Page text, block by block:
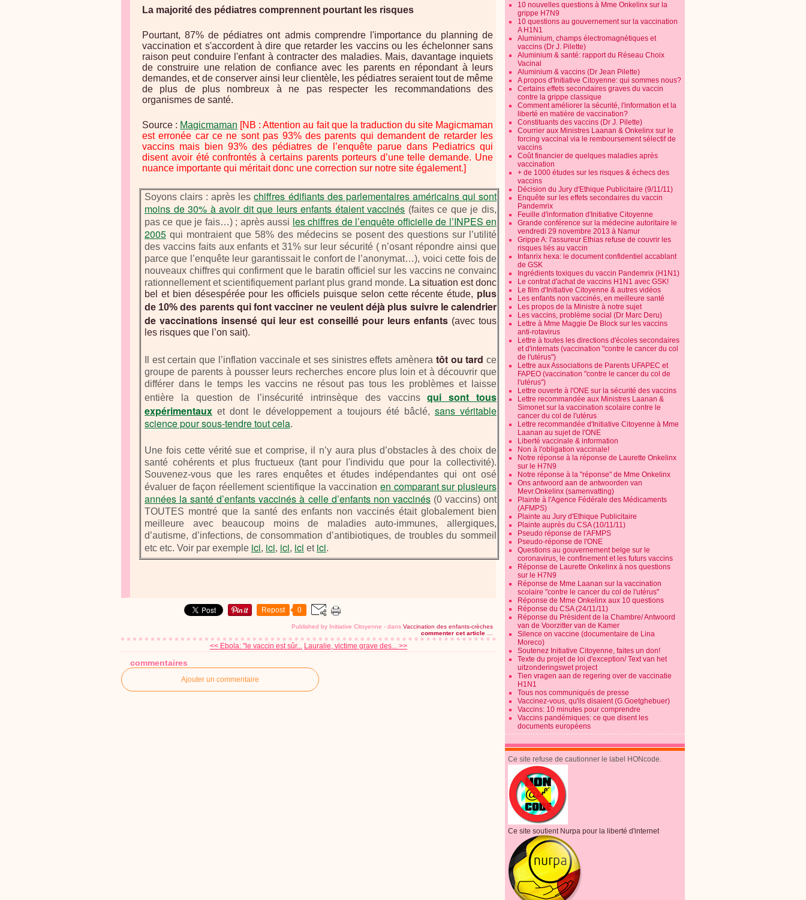
La majorité des pédiatres comprennent pourtant les risques
Pourtant, 87% de pédiatres ont admis comprendre l'importance du planning de
vaccination et s'accordent à dire que retarder les vaccins ou les échelonner sans
raison peut conduire l'enfant à contracter des maladies. Mais, davantage inquiets
de construire une relation de confiance avec les parents en répondant à leurs
demandes, et de conserver ainsi leur clientèle, les pédiatres seraient tout de même
de plus de plus nombreux à ne pas respecter les recommandations des
organismes de santé.
Source : Magicmaman [NB : Attention au fait que la traduction du site Magicmaman
est erronée car ce ne sont pas 93% des parents qui demandent de retarder les
vaccins mais bien 93% des pédiatres de l’enquête parue dans Pediatrics qui
disent avoir été confrontés à certains parents porteurs d’une telle demande. Une
nuance importante qui méritait donc une correction sur notre site également.]
Soyons clairs : après leschiffres édifiants des parlementaires américains qui sont
moins de 30% à avoir dit que leurs enfants étaient vaccinés (faites ce que je dis,
pas ce que je fais…) ; après aussi les chiffres de l’enquête officielle de l’INPES en
2005 qui montraient que 58% des médecins se posent des questions sur l’utilité
des vaccins faits aux enfants et 31% sur leur sécurité ( n’osant répondre ainsi que
parce que l’enquête leur garantissait le confort de l’anonymat…), voici cette fois de
nouveaux chiffres qui confirment que le baratin officiel sur les vaccins ne convainc
rationnellement et scientifiquement parlant plus grand monde. La situation est donc
bel et bien désespérée pour les officiels puisque selon cette récente étude, plus
de 10% des parents qui font vacciner ne veulent déjà plus suivre le calendrier
de vaccinations insensé qui leur est conseillé pour leurs enfants(avec tous
les risques que l’on sait).
Il est certain que l’inflation vaccinale et ses sinistres effets amènera tôt ou tard ce
groupe de parents à pousser leurs recherches encore plus loin et à découvrir que
différer dans le temps les vaccins ne résout pas tous les problèmes et laisse
entière la question de l’insécurité intrinsèque des vaccinsqui sont tous
expérimentaux et dont le développement a toujours été bâclé, sans véritable
science pour sous-tendre tout cela.
Une fois cette vérité sue et comprise, il n’y aura plus d’obstacles à des choix de
santé cohérents et plus fructueux (tant pour l'individu que pour la collectivité).
Souvenez-vous que les rares enquêtes et études indépendantes qui ont osé
évaluer de façon réellement scientifique la vaccination en comparant sur plusieurs
années la santé d’enfants vaccinés à celle d’enfants non vaccinés(0 vaccins) ont
TOUTES montré que la santé des enfants non vaccinés était globalement bien
meilleure avec beaucoup moins de maladies auto-immunes, allergiques,
d’autisme, d’infections, de consommation d’antibiotiques, de troubles du sommeil
etc etc. Voir par exemple ici, ici, ici, ici et ici.
Repost 0
Published by Initiative Citoyenne - dans Vaccination des enfants-crèches
commenter cet article
<< Ebola: "le vaccin est sûr... Lauralie, victime grave des... >>
commentaires
Ajouter un commentaire
10 nouvelles questions à Mme Onkelinx sur la
grippe H7N9
10 questions au gouvernement sur la vaccination
A H1N1
Aluminium, champs électromagnétiques et
vaccins (Dr J. Pilette)
Aluminium & santé: rapport du Réseau Choix
Vacinal
Aluminium & vaccins (Dr Jean Pilette)
A propos d'Initiative Citoyenne: qui sommes nous?
Certains effets secondaires graves du vaccin
contre la grippe classique
Comment améliorer la sécurité, l'information et la
liberté en matière de vaccination?
Constituants des vaccins (Dr J. Pilette)
Courrier aux Ministres Laanan & Onkelinx sur le
forcing vaccinal via le remboursement sélectif de
vaccins
Coût financier de quelques maladies après
vaccination
+ de 1000 études sur les risques & échecs des
vaccins
Décision du Jury d'Ethique Publicitaire (9/11/11)
Enquête sur les effets secondaires du vaccin
Pandemrix
Feuille d'information d'Initiative Citoyenne
Grande conférence sur la médecine autoritaire le
vendredi 29 novembre 2013 à Namur
Grippe A: l'assureur Ethias refuse de couvrir les
risques liés au vaccin
Infanrix hexa: le document confidentiel accablant
de GSK
Ingrédients toxiques du vaccin Pandemrix (H1N1)
Le contrat d'achat de vaccins H1N1 avec GSK!
Le film d'Initiative Citoyenne & autres vidéos
Les enfants non vaccinés, en meilleure santé
Les propos de la Ministre à notre sujet
Les vaccins, problème social (Dr Marc Deru)
Lettre à Mme Maggie De Block sur les vaccins
anti-rotavirus
Lettre à toutes les directions d'écoles secondaires
et d'internats (vaccination "contre le cancer du col
de l'utérus")
Lettre aux Associations de Parents UFAPEC et
FAPEO (vaccination "contre le cancer du col de
l'utérus")
Lettre ouverte à l'ONE sur la sécurité des vaccins
Lettre recommandée aux Ministres Laanan &
Simonet sur la vaccination scolaire contre le
cancer du col de l'utérus
Lettre recommandée d'Initiative Citoyenne à Mme
Laanan au sujet de l'ONE
Liberté vaccinale & information
Non à l'obligation vaccinale!
Notre réponse à la réponse de Laurette Onkelinx
sur le H7N9
Notre réponse à la "réponse" de Mme Onkelinx
Ons antwoord aan de antwoorden van
Mevr.Onkelinx (samenvatting)
Plainte à l'Agence Fédérale des Médicaments
(AFMPS)
Plainte au Jury d'Ethique Publicitaire
Plainte auprès du CSA (10/11/11)
Pseudo réponse de l'AFMPS
Pseudo-réponse de l'ONE
Questions au gouvernement belge sur le
coronavirus, le confinement et les futurs vaccins
Réponse de Laurette Onkelinx à nos questions
sur le H7N9
Réponse de Mme Laanan sur la vaccination
scolaire "contre le cancer du col de l'utérus"
Réponse de Mme Onkelinx aux 10 questions
Réponse du CSA (24/11/11)
Réponse du Président de la Chambre/ Antwoord
van de Voorzitter van de Kamer
Silence on vaccine (documentaire de Lina
Moreco)
Soutenez Initiative Citoyenne, faites un don!
Texte du projet de loi d'exception/ Text van het
uitzonderingswet project
Tien vragen aan de regering over de vaccinatie
H1N1
Tous nos communiqués de presse
Vaccinez-vous, qu'ils disaient (G.Goetghebuer)
Vaccins: 10 minutes pour comprendre
Vaccins pandémiques: ce que disent les
documents européens
Ce site refuse de cautionner le label HONcode.
Ce site soutient Nurpa pour la liberté d'internet